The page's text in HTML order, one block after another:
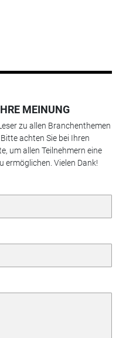
MEINUNG
zu allen Branchenthemen
achten Sie bei Ihren
um allen Teilnehmern eine
ermöglichen. Vielen Dank!